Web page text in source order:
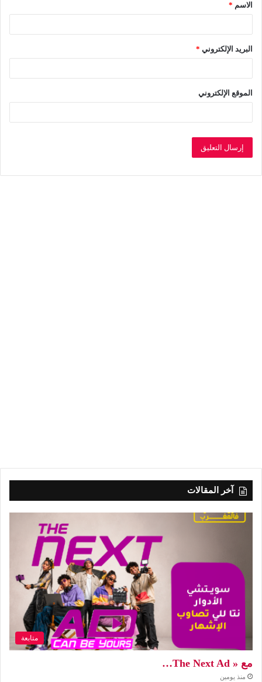
*الاسم *
البريد الإلكتروني *
الموقع الإلكتروني
آخر المقالات
متابعة
مع « The Next Ad…
منذ يومين